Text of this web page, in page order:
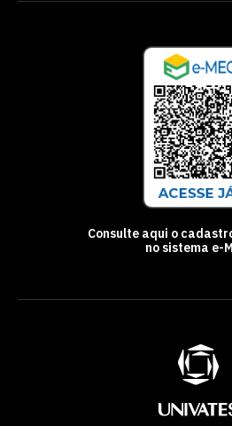
Consulte aqui o
no sistema e-